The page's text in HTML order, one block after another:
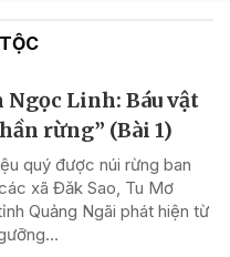
Linh: Báu vật
rừng” (Bài 1)
quý được núi rừng ban
xã Đăk Sao, Tu Mơ
Quảng Ngãi phát hiện từ